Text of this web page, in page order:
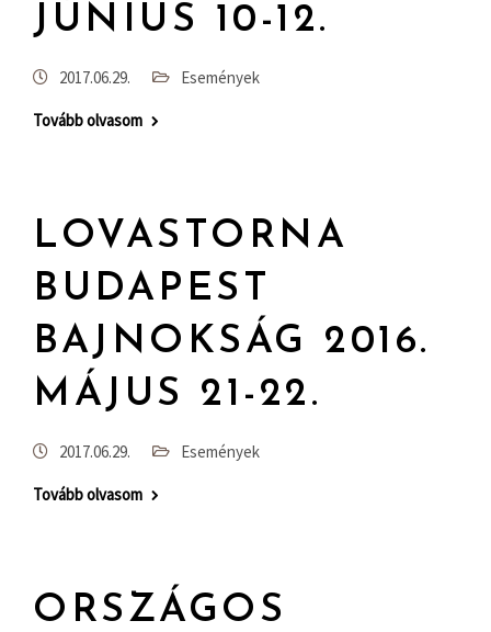
JÚNIUS 10-12.
2017.06.29. Események
Tovább olvasom
LOVASTORNA
BUDAPEST
BAJNOKSÁG 2016.
MÁJUS 21-22.
2017.06.29. Események
Tovább olvasom
ORSZÁGOS